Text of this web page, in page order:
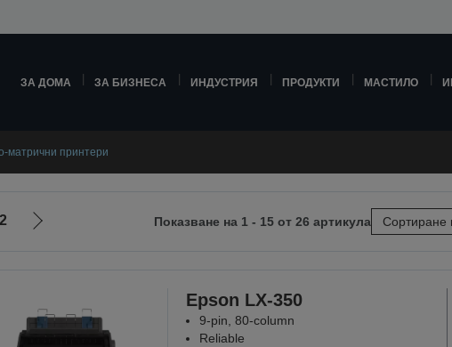
ЗА ДОМА ЗА БИЗНЕСА ИНДУСТРИЯ ПРОДУКТИ МАСТИЛО
матрични принтери
2
Отиди
Показване на 1 - 15 от 26 артикула Сортиране
Epson LX-350
9-pin, 80-column
Reliable